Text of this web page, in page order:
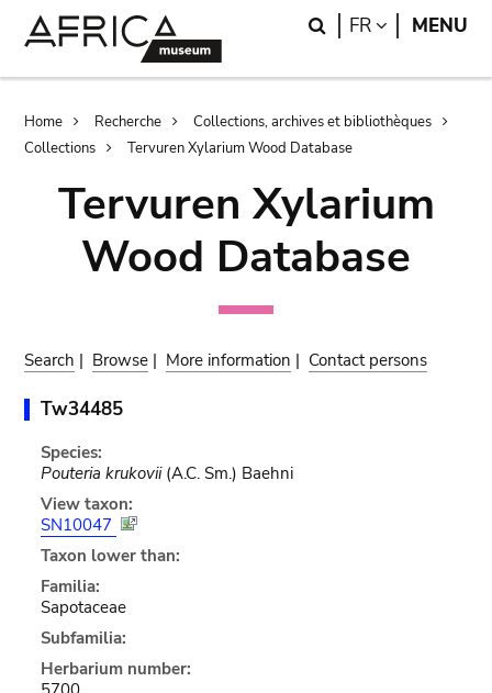
Search
FR LANGUAGE
MENU
Breadcrumb
Home Recherche
Collections, archives et bibliothèques
Collections
Tervuren Xylarium Wood Database
Tervuren Xylarium
Wood Database
Search | Browse | More information | Contact persons
Tw34485
Species:
Pouteria krukovii(A.C. Sm.) Baehni
View taxon:
SN10047
Taxon lower than:
Familia:
Sapotaceae
Subfamilia:
Herbarium number: